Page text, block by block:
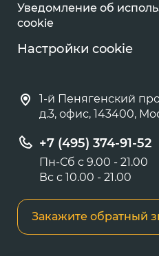
Уведомление об
cookie
Настройки cookie
1-й Пенягенский
д.3, офис, 143400,
+7 (495) 374-91-52
Пн-Сб с 9.00 - 21.00
Вс с 10.00 - 21.00
Закажите обратный